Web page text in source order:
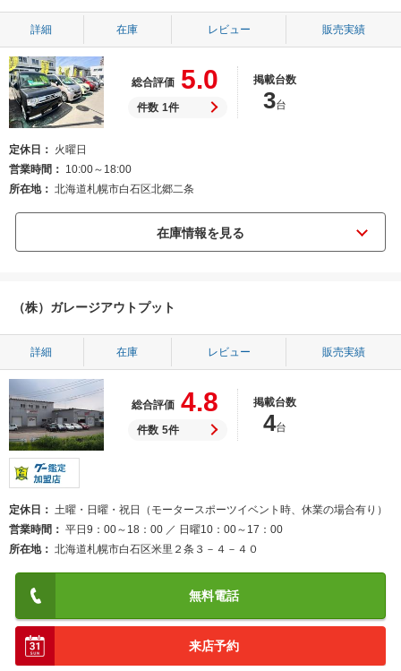
詳細 在庫 レビュー 販売実績
総合評価 5.0
件数 1件
掲載台数
3台
定休日
火曜日
営業時間
10:00～18:00
所在地
北海道札幌市白石区北郷二条
（株）ガレージアウトプット
詳細 在庫 レビュー 販売実績
総合評価 4.8
件数 5件
掲載台数
4台
定休日
土曜・日曜・祝日（モータースポーツイベント時、休業の場合有り）
営業時間
平日9：00～18：00 ／ 日曜10：00～17：00
所在地
北海道札幌市白石区米里２条３－４－４０
無料電話
来店予約